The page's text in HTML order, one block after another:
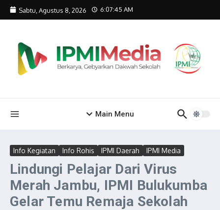
Lewati ke konten
Sabtu, Agustus 8, 2026 6:07:46 AM
Main Menu
Info Kegiatan Info Rohis IPMI Daerah IPMI Media
Lindungi Pelajar Dari Virus
Merah Jambu, IPMI Bulukumba
Gelar Temu Remaja Sekolah